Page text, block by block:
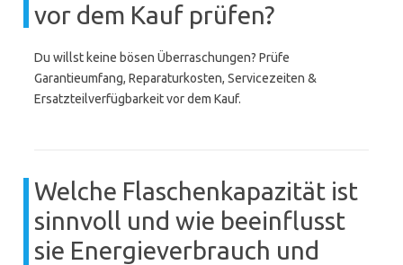
vor dem Kauf prüfen?
Du willst keine bösen Überraschungen? Prüfe
Garantieumfang, Reparaturkosten, Servicezeiten &
Ersatzteilverfügbarkeit vor dem Kauf.
Welche Flaschenkapazität ist
sinnvoll und wie beeinflusst
sie Energieverbrauch und